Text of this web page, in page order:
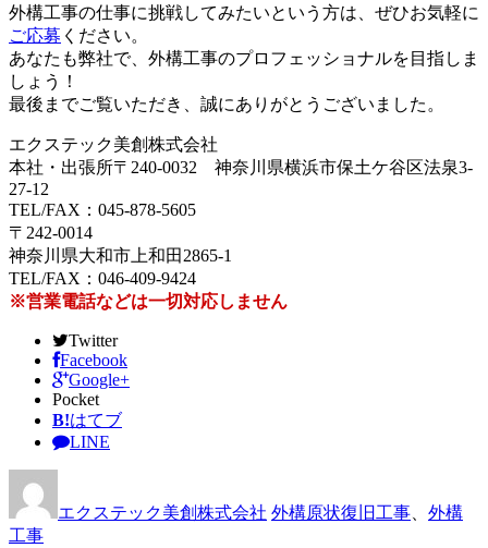
外構工事の仕事に挑戦してみたいという方は、ぜひお気軽に
ご応募 ください。
あなたも弊社で、外構工事のプロフェッショナルを目指しま
しょう！
最後までご覧いただき、誠にありがとうございました。
エクステック美創株式会社
本社・出張所〒240-0032 神奈川県横浜市保土ケ谷区法泉3-
27-12
TEL/FAX：045-878-5605
〒242-0014
神奈川県大和市上和田2865-1
TEL/FAX：046-409-9424
※営業電話などは一切対応しません
Twitter
Facebook
Google+
Pocket
B!はてブ
LINE
エクステック美創株式会社 外構原状復旧工事
外構
工事